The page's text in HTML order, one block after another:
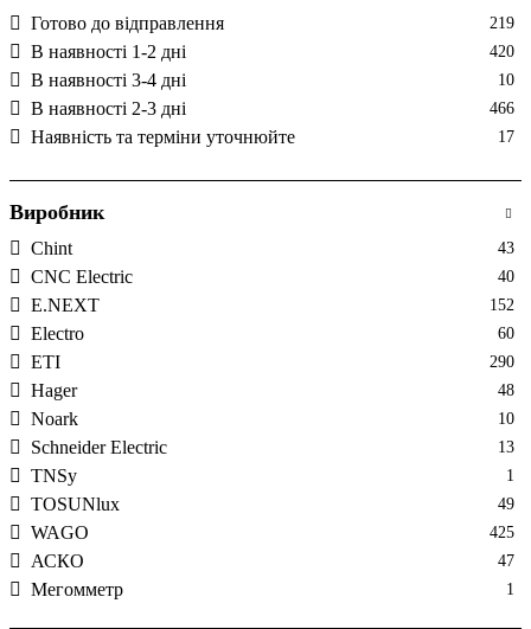
Готово до відправлення 219
В наявності 1-2 дні 420
В наявності 3-4 дні 10
В наявності 2-3 дні 466
Наявність та терміни уточнюйте 17
Виробник
Chint 43
CNC Electric 40
E.NEXT 152
Electro 60
ETI 290
Hager 48
Noark 10
Schneider Electric 13
TNSy 1
TOSUNlux 49
WAGO 425
АСКО 47
Мегомметр 1